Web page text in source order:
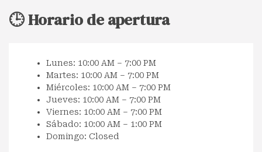
🕒 Horario de apertura
Lunes: 10:00 AM – 7:00 PM
Martes: 10:00 AM – 7:00 PM
Miércoles: 10:00 AM – 7:00 PM
Jueves: 10:00 AM – 7:00 PM
Viernes: 10:00 AM – 7:00 PM
Sábado: 10:00 AM – 1:00 PM
Domingo: Closed